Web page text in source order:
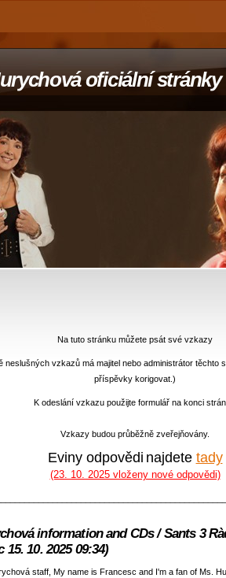
oficiální stránky
Na tuto stránku můžete psát své vzkazy
neslušných vzkazů má majitel nebo administrátor těchto
příspěvky korigovat.)
K odeslání vzkazu použijte formulář na konci
Vzkazy budou průběžně zveřejňovány.
Eviny odpovědi najdete tady
(23. 10. 2025 vloženy nové odpovědi)
information and CDs / Sants 3
15. 10. 2025 09:34)
staff, My name is Francesc and I'm a fan of Ms.